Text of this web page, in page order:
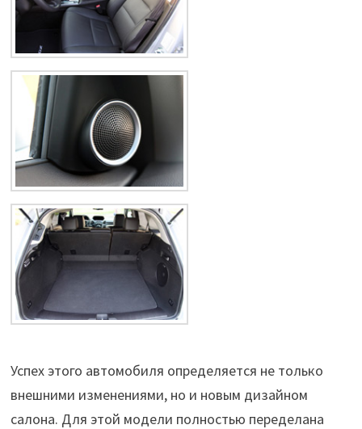
Успех этого автомобиля определяется не только
внешними изменениями, но и новым дизайном
салона. Для этой модели полностью переделана